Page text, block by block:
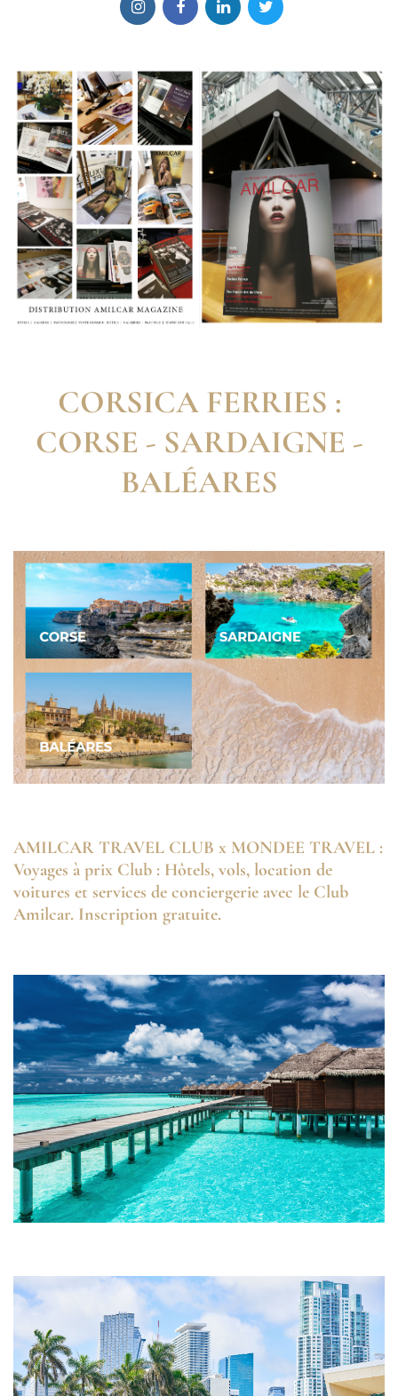
CORSICA FERRIES :
CORSE - SARDAIGNE -
BALÉARES
AMILCAR TRAVEL CLUB x MONDEE TRAVEL :
Voyages à prix Club : Hôtels, vols, location de
voitures et services de conciergerie avec le Club
Amilcar. Inscription gratuite.